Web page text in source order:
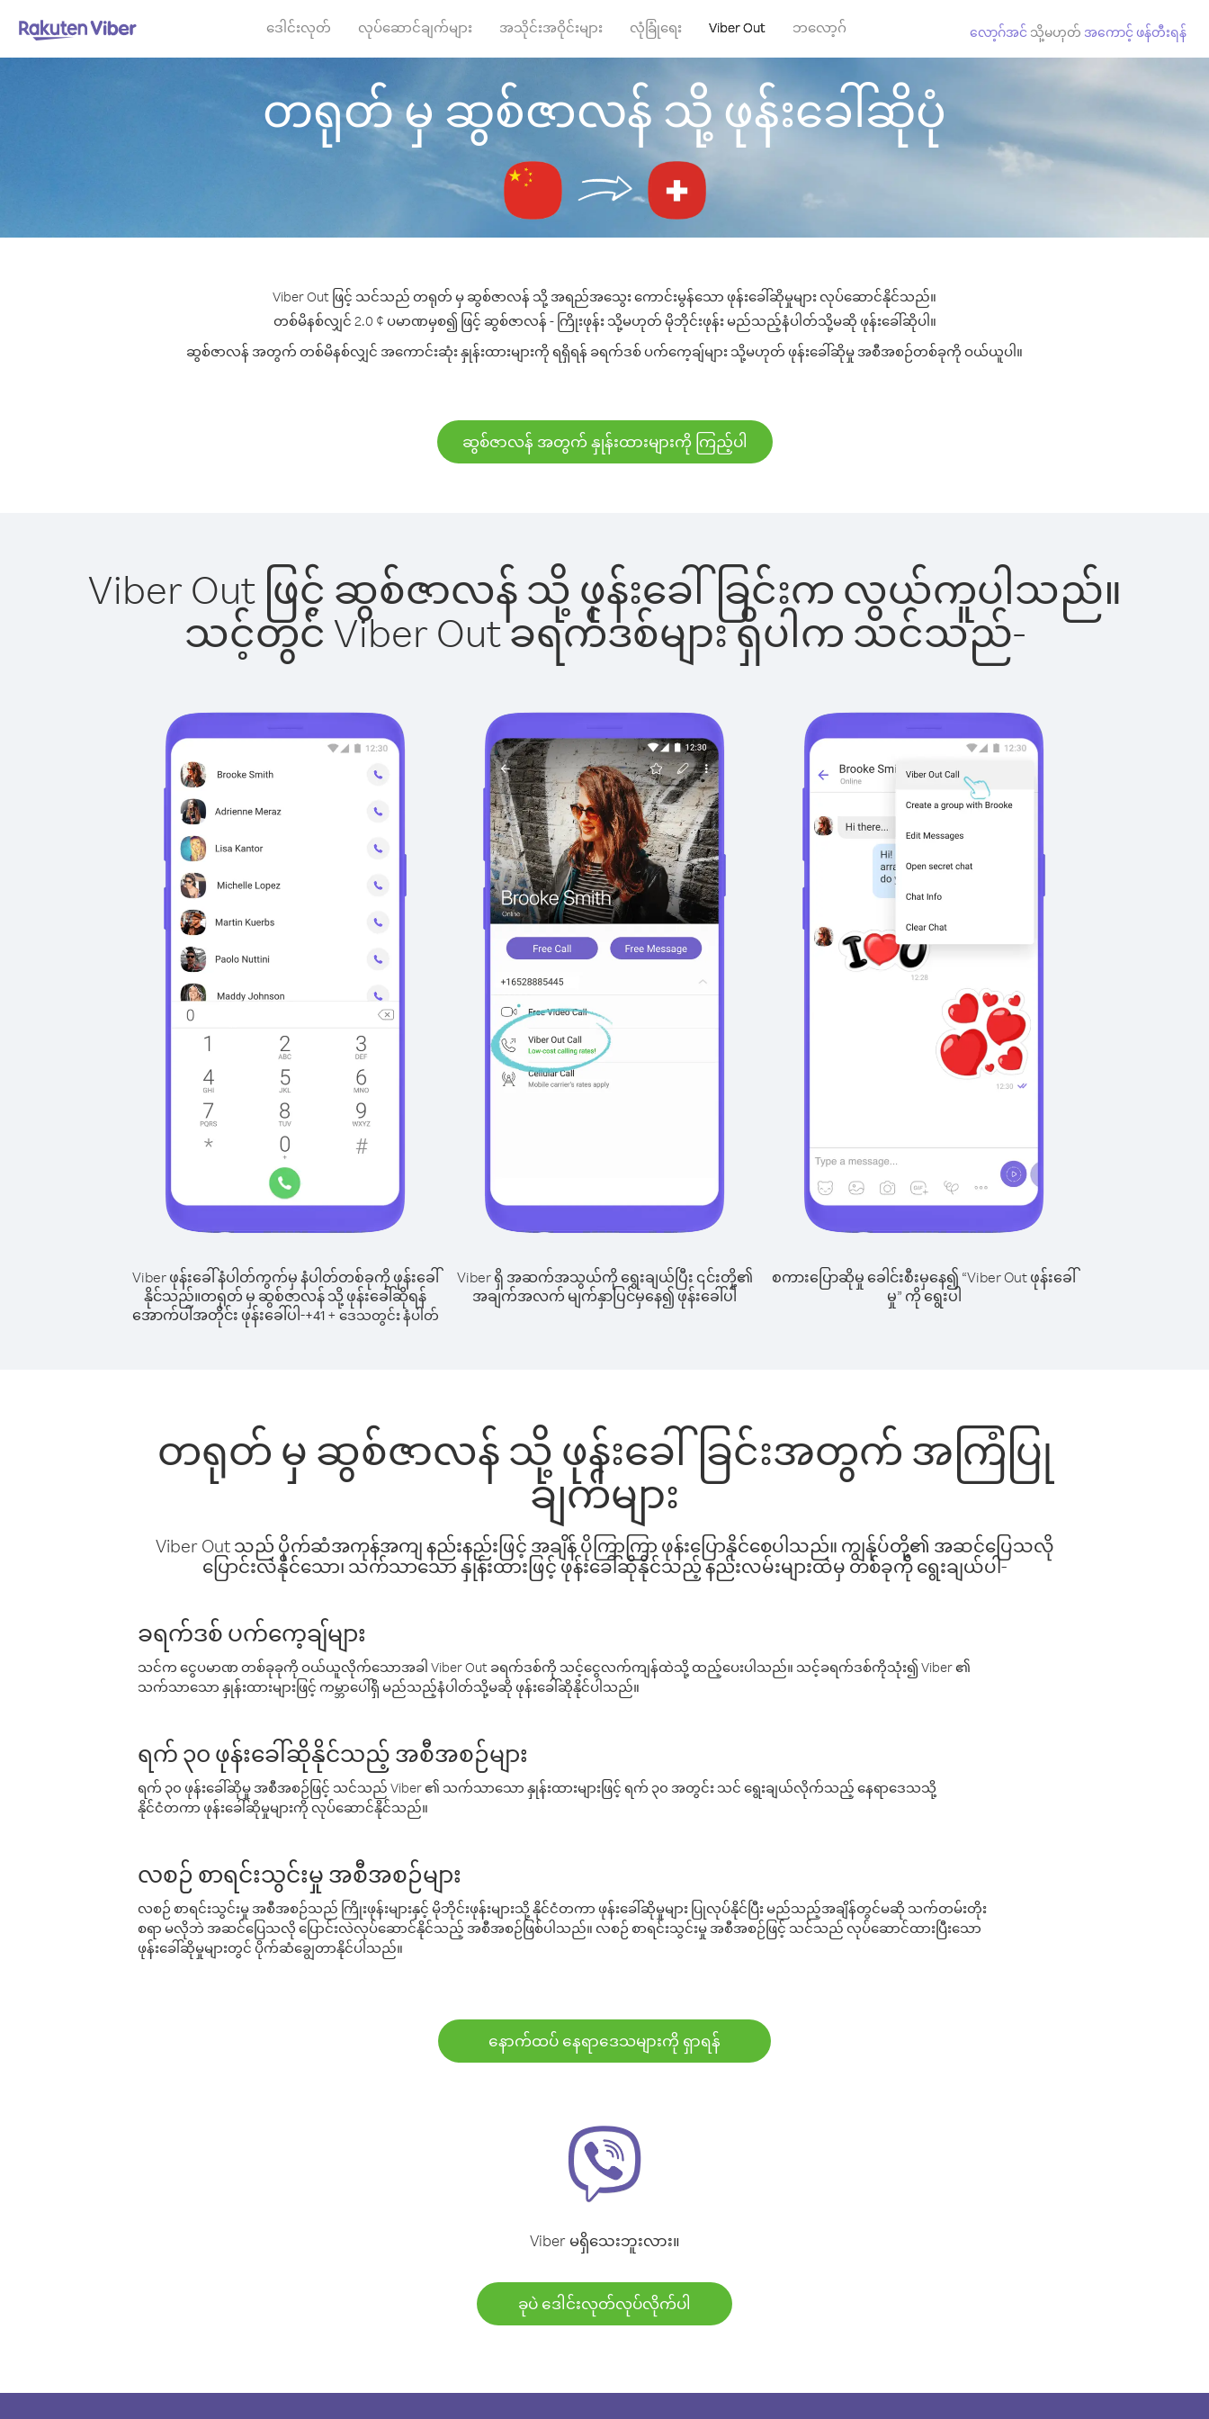
ဒေါင်းလုတ် လုပ်ဆောင်ချက်များ အသိုင်းအဝိုင်းများ လုံခြုံရေး Viber Out ဘလော့ဂ် လော့ဂ်အင် သို့မဟုတ် အကောင့် ဖန်တီးရန်
တရုတ် မှ ဆွစ်ဇာလန် သို့ ဖုန်းခေါ်ဆိုပုံ
Viber Out ဖြင့် သင်သည် တရုတ် မှ ဆွစ်ဇာလန် သို့ အရည်အသွေး ကောင်းမွန်သော ဖုန်းခေါ်ဆိုမှုများ လုပ်ဆောင်နိုင်သည်။
တစ်မိနစ်လျှင် 2.0 ¢ ပမာဏမှစ၍ ဖြင့် ဆွစ်ဇာလန် - ကြိုးဖုန်း သို့မဟုတ် မိုဘိုင်းဖုန်း မည်သည့်နံပါတ်သို့မဆို ဖုန်းခေါ်ဆိုပါ။
ဆွစ်ဇာလန် အတွက် တစ်မိနစ်လျှင် အကောင်းဆုံး နှုန်းထားများကို ရရှိရန် ခရက်ဒစ် ပက်ကေ့ချ်များ သို့မဟုတ် ဖုန်းခေါ်ဆိုမှု အစီအစဉ်တစ်ခုကို ဝယ်ယူပါ။
ဆွစ်ဇာလန် အတွက် နှုန်းထားများကို ကြည့်ပါ
Viber Out ဖြင့် ဆွစ်ဇာလန် သို့ ဖုန်းခေါ်ခြင်းက လွယ်ကူပါသည်။
သင့်တွင် Viber Out ခရက်ဒစ်များ ရှိပါက သင်သည်-
Viber ဖုန်းခေါ်နံပါတ်ကွက်မှ နံပါတ်တစ်ခုကို ဖုန်းခေါ်
နိုင်သည်။တရုတ် မှ ဆွစ်ဇာလန် သို့ ဖုန်းခေါ်ဆိုရန်
အောက်ပါအတိုင်း ဖုန်းခေါ်ပါ-+41+ ဒေသတွင်း နံပါတ်
Viber ရှိ အဆက်အသွယ်ကို ရွေးချယ်ပြီး ၎င်းတို့၏
အချက်အလက် မျက်နှာပြင်မှနေ၍ ဖုန်းခေါ်ပါ
စကားပြောဆိုမှု ခေါင်းစီးမှနေ၍ “Viber Out ဖုန်းခေါ်
မှု” ကို ရွေးပါ
တရုတ် မှ ဆွစ်ဇာလန် သို့ ဖုန်းခေါ်ခြင်းအတွက် အကြံပြု
ချက်များ
Viber Out သည် ပိုက်ဆံအကုန်အကျ နည်းနည်းဖြင့် အချိန် ပိုကြာကြာ ဖုန်းပြောနိုင်စေပါသည်။ ကျွန်ုပ်တို့၏ အဆင်ပြေသလို
ပြောင်းလဲနိုင်သော၊ သက်သာသော နှုန်းထားဖြင့် ဖုန်းခေါ်ဆိုနိုင်သည့် နည်းလမ်းများထဲမှ တစ်ခုကို ရွေးချယ်ပါ-
ခရက်ဒစ် ပက်ကေ့ချ်များ
သင်က ငွေပမာဏ တစ်ခုခုကို ဝယ်ယူလိုက်သောအခါ Viber Out ခရက်ဒစ်ကို သင့်ငွေလက်ကျန်ထဲသို့ ထည့်ပေးပါသည်။ သင့်ခရက်ဒစ်ကိုသုံး၍ Viber ၏
သက်သာသော နှုန်းထားများဖြင့် ကမ္ဘာပေါ်ရှိ မည်သည့်နံပါတ်သို့မဆို ဖုန်းခေါ်ဆိုနိုင်ပါသည်။
ရက် ၃၀ ဖုန်းခေါ်ဆိုနိုင်သည့် အစီအစဉ်များ
ရက် ၃၀ ဖုန်းခေါ်ဆိုမှု အစီအစဉ်ဖြင့် သင်သည် Viber ၏ သက်သာသော နှုန်းထားများဖြင့် ရက် ၃၀ အတွင်း သင် ရွေးချယ်လိုက်သည့် နေရာဒေသသို့
နိုင်ငံတကာ ဖုန်းခေါ်ဆိုမှုများကို လုပ်ဆောင်နိုင်သည်။
လစဉ် စာရင်းသွင်းမှု အစီအစဉ်များ
လစဉ် စာရင်းသွင်းမှု အစီအစဉ်သည် ကြိုးဖုန်းများနှင့် မိုဘိုင်းဖုန်းများသို့ နိုင်ငံတကာ ဖုန်းခေါ်ဆိုမှုများ ပြုလုပ်နိုင်ပြီး မည်သည့်အချိန်တွင်မဆို သက်တမ်းတိုး
စရာ မလိုဘဲ အဆင်ပြေသလို ပြောင်းလဲလုပ်ဆောင်နိုင်သည့် အစီအစဉ်ဖြစ်ပါသည်။ လစဉ် စာရင်းသွင်းမှု အစီအစဉ်ဖြင့် သင်သည် လုပ်ဆောင်ထားပြီးသော
ဖုန်းခေါ်ဆိုမှုများတွင် ပိုက်ဆံချွေတာနိုင်ပါသည်။
နောက်ထပ် နေရာဒေသများကို ရှာရန်
Viber မရှိသေးဘူးလား။
ခုပဲ ဒေါင်းလုတ်လုပ်လိုက်ပါ